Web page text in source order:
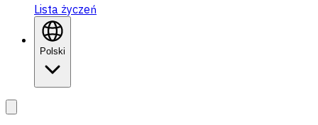
Lista życzeń
Polski